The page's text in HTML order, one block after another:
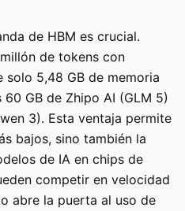
de HBM es crucial.
de tokens con
solo 5,48 GB de memoria
GB de Zhipo AI (GLM 5)
3). Esta ventaja permite
bajos, sino también la
de IA en chips de
competir en velocidad
abre la puerta al uso de